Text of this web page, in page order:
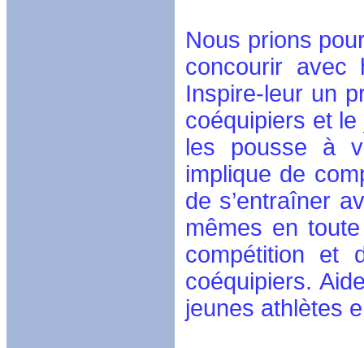
Nous prions
concourir avec
Inspire-leur un
coéquipiers et
les pousse à
implique de
de s’entraîner
mêmes en
compétition et
coéquipiers.
jeunes athlètes